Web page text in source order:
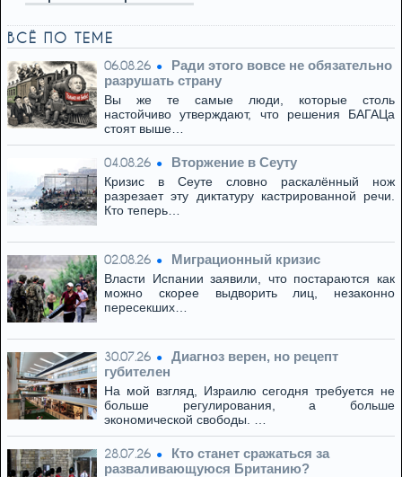
ВСЁ ПО ТЕМЕ
06.08.26
Ради этого вовсе не обязательно
разрушать страну
Вы же те самые люди, которые столь
настойчиво утверждают, что решения БАГАЦа
стоят выше…
04.08.26 Вторжение в Сеуту
Кризис в Сеуте словно раскалённый нож
разрезает эту диктатуру кастрированной речи.
Кто теперь…
02.08.26 Миграционный кризис
Власти Испании заявили, что постараются как
можно скорее выдворить лиц, незаконно
пересекших…
30.07.26
Диагноз верен, но рецепт
губителен
На мой взгляд, Израилю сегодня требуется не
больше регулирования, а больше
экономической свободы. …
28.07.26
Кто станет сражаться за
разваливающуюся Британию?